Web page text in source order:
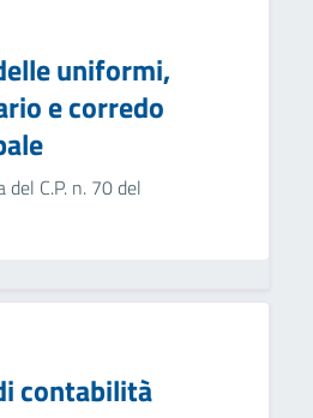
uniformi,
e corredo
C.P. n. 70 del
contabilità